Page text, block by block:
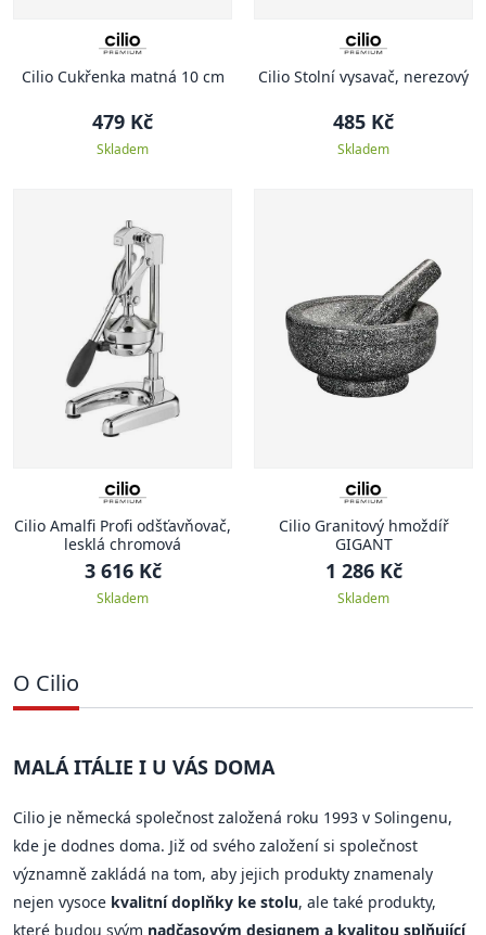
Cilio Cukřenka matná 10 cm
479 Kč
Skladem
Cilio Stolní vysavač, nerezový
485 Kč
Skladem
Cilio Amalfi Profi odšťavňovač,
lesklá chromová
3 616 Kč
Skladem
Cilio Granitový hmoždíř
GIGANT
1 286 Kč
Skladem
O Cilio
MALÁ ITÁLIE I U VÁS DOMA
Cilio je německá společnost založená roku 1993 v Solingenu,
kde je dodnes doma. Již od svého založení si společnost
významně zakládá na tom, aby jejich produkty znamenaly
nejen vysoce kvalitní doplňky ke stolu, ale také produkty,
které budou svým nadčasovým designem a kvalitou splňující